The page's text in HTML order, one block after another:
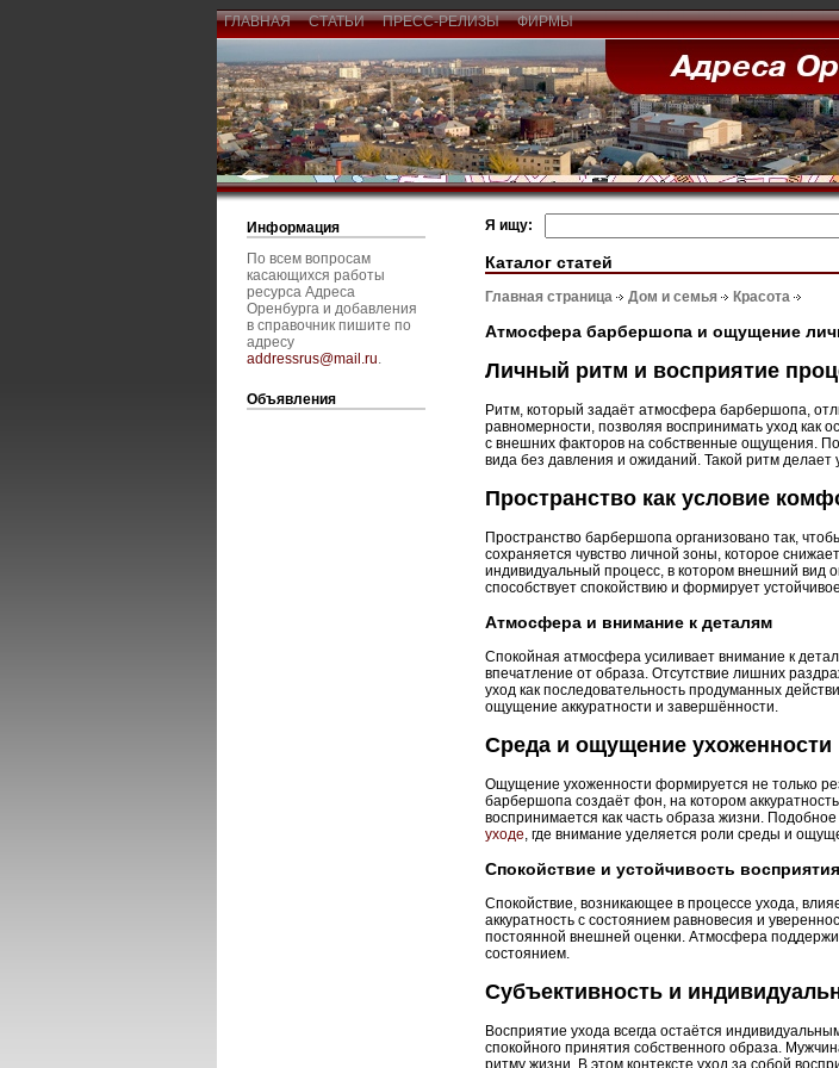
ГЛАВНАЯ СТАТЬИ ПРЕСС-РЕЛИЗЫ ФИРМЫ
Информация
По всем вопросам
касающихся работы
ресурса Адреса
Оренбурга и добавления
в справочник пишите по
адресу
addressrus@mail.ru.
Объявления
Я ищу:
Каталог статей
Главная страница Дом и семья Красота
Атмосфера барбершопа и ощущение
Личный ритм и восприятие
Ритм, который задаёт атмосфера барбершопа,
равномерности, позволяя воспринимать уход как
с внешних факторов на собственные ощущения.
вида без давления и ожиданий. Такой ритм
Пространство как условие
Пространство барбершопа организовано так,
сохраняется чувство личной зоны, которое
индивидуальный процесс, в котором внешний вид
способствует спокойствию и формирует
Атмосфера и внимание к деталям
Спокойная атмосфера усиливает внимание к
впечатление от образа. Отсутствие лишних
уход как последовательность продуманных
ощущение аккуратности и завершённости.
Среда и ощущение ухоженности
Ощущение ухоженности формируется не только
барбершопа создаёт фон, на котором
воспринимается как часть образа жизни.
уходе, где внимание уделяется роли среды и
Спокойствие и устойчивость восприятия
Спокойствие, возникающее в процессе ухода,
аккуратность с состоянием равновесия и
постоянной внешней оценки. Атмосфера
состоянием.
Субъективность и
Восприятие ухода всегда остаётся
спокойного принятия собственного образа.
ритму жизни. В этом контексте уход за собой